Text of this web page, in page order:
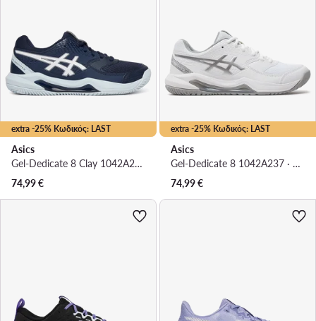
extra -25% Κωδικός: LAST
Asics
Gel-Dedicate 8 Clay 1042A255 · Παπούτσια Τένις
74,99€
extra -25% Κωδικός: LAST
Asics
Gel-Dedicate 8 1042A237 · Παπούτσια Τένις
74,99€